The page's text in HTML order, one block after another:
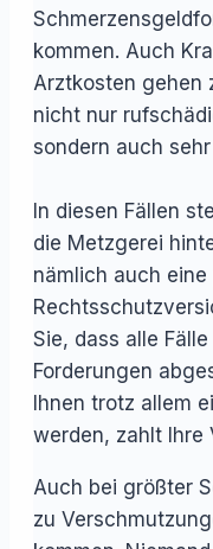
kommen. Auch
Arztkosten gehen
nicht nur
sondern auch
In diesen Fällen
die Metzgerei
nämlich auch eine
Sie, dass alle
Forderungen
Ihnen trotz allem
werden, zahlt Ihre
Auch bei größter
zu